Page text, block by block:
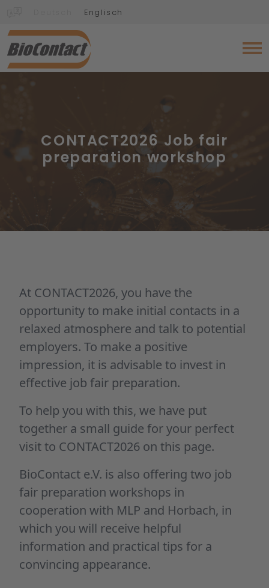
Englisch
CONTACT2026 Job fair
preparation workshop
At CONTACT2026, you have the
opportunity to make initial contacts in a
relaxed atmosphere and talk to potential
employers. To make a positive
impression, it is advisable to invest in
effective job fair preparation.
To help you with this, we have put
together a small guide for your perfect
visit to CONTACT2026 on this page.
BioContact e.V. is also offering two job
fair preparation workshops in
cooperation with MLP and Horbach, in
which you will receive helpful
information and practical tips for a
convincing appearance.